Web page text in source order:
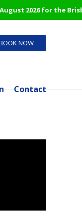
2026 for the
NOW
Contact